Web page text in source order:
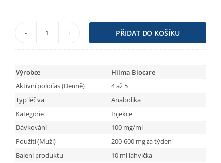
Nandrolone
PŘIDAT DO KOŠÍKU
Výrobce
Hilma Biocare
Aktivní poločas (Denně)
4 až 5
Typ léčiva
Anabolika
Kategorie
Injekce
Dávkování
100 mg/ml
Použití (Muži)
200-600 mg za týden
Balení produktu
10 ml lahvička